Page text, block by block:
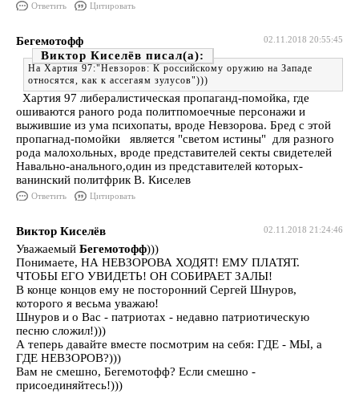
Ответить Цитировать
02.11.2018 20:55:45
Бегемотофф
Виктор Киселёв
На Хартия 97:"Невзоров: К российскому оружию на Западе
относятся, как к ассегаям зулусов")))
Хартия 97 либералистическая пропаганд-помойка, где
ошиваются раного рода политпомоечные персонажи и
выжившие из ума психопаты, вроде Невзорова. Бред с этой
пропагнад-помойки является "светом истины" для разного
рода малохольных, вроде представителей секты свидетелей
Навально-анального,один из представителей которых-
ванинский политфрик В. Киселев
Ответить Цитировать
02.11.2018 21:24:46
Виктор Киселёв
Уважаемый Бегемотофф)))
Понимаете, НА НЕВЗОРОВА ХОДЯТ! ЕМУ ПЛАТЯТ.
ЧТОБЫ ЕГО УВИДЕТЬ! ОН СОБИРАЕТ ЗАЛЫ!
В конце концов ему не посторонний Сергей Шнуров,
которого я весьма уважаю!
Шнуров и о Вас - патриотах - недавно патриотическую
песню сложил!)))
А теперь давайте вместе посмотрим на себя: ГДЕ - МЫ, а
ГДЕ НЕВЗОРОВ?)))
Вам не смешно, Бегемотофф? Если смешно -
присоединяйтесь!)))